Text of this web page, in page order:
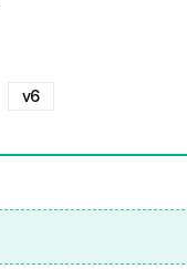
v6